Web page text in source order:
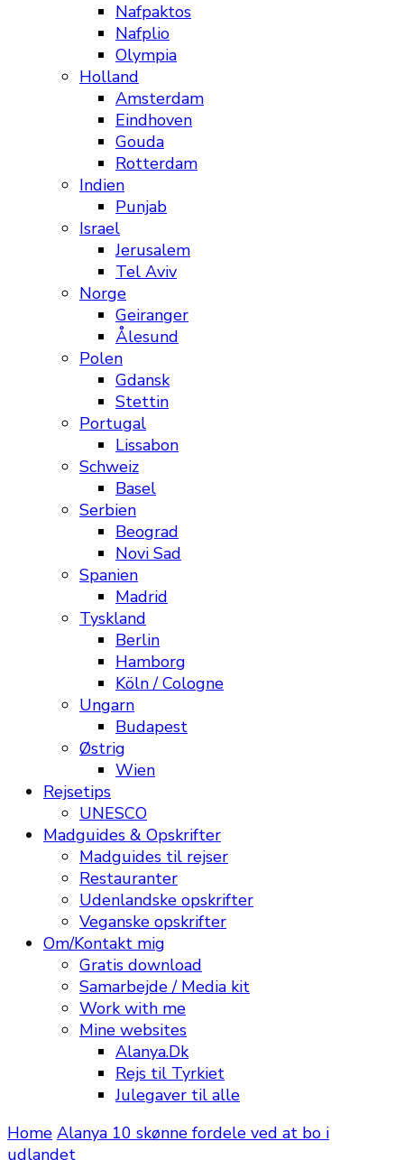
Nafpaktos
Nafplio
Olympia
Holland
Amsterdam
Eindhoven
Gouda
Rotterdam
Indien
Punjab
Israel
Jerusalem
Tel Aviv
Norge
Geiranger
Ålesund
Polen
Gdansk
Stettin
Portugal
Lissabon
Schweiz
Basel
Serbien
Beograd
Novi Sad
Spanien
Madrid
Tyskland
Berlin
Hamborg
Köln / Cologne
Ungarn
Budapest
Østrig
Wien
Rejsetips
UNESCO
Madguides & Opskrifter
Madguides til rejser
Restauranter
Udenlandske opskrifter
Veganske opskrifter
Om/Kontakt mig
Gratis download
Samarbejde / Media kit
Work with me
Mine websites
Alanya.Dk
Rejs til Tyrkiet
Julegaver til alle
Home Alanya 10 skønne fordele ved at bo i
udlandet